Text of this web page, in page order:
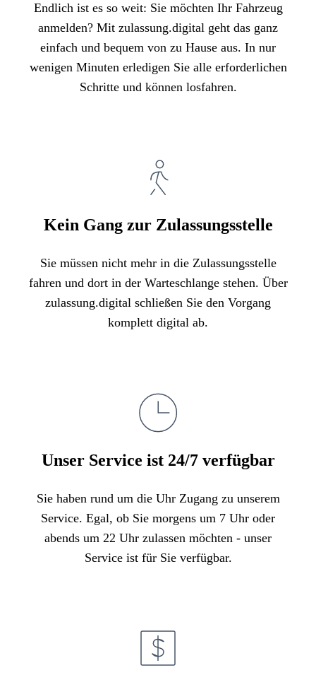
Endlich ist es so weit: Sie möchten Ihr Fahrzeug
anmelden? Mit zulassung.digital geht das ganz
einfach und bequem von zu Hause aus. In nur
wenigen Minuten erledigen Sie alle erforderlichen
Schritte und können losfahren.
Kein Gang zur Zulassungsstelle
Sie müssen nicht mehr in die Zulassungsstelle
fahren und dort in der Warteschlange stehen. Über
zulassung.digital schließen Sie den Vorgang
komplett digital ab.
Unser Service ist 24/7 verfügbar
Sie haben rund um die Uhr Zugang zu unserem
Service. Egal, ob Sie morgens um 7 Uhr oder
abends um 22 Uhr zulassen möchten - unser
Service ist für Sie verfügbar.